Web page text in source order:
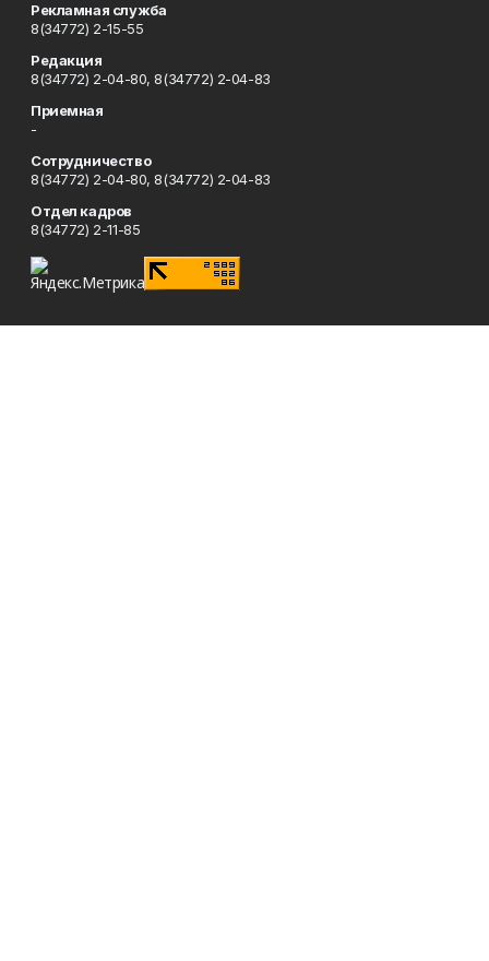
Рекламная служба
8(34772) 2-15-55
Редакция
8(34772) 2-04-80, 8(34772) 2-04-83
Приемная
-
Сотрудничество
8(34772) 2-04-80, 8(34772) 2-04-83
Отдел кадров
8(34772) 2-11-85